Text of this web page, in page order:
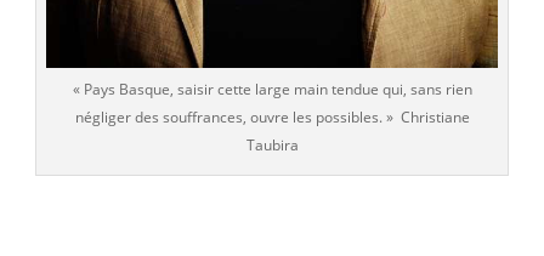
« Pays Basque, saisir cette large main tendue qui, sans rien
négliger des souffrances, ouvre les possibles. » Christiane
Taubira